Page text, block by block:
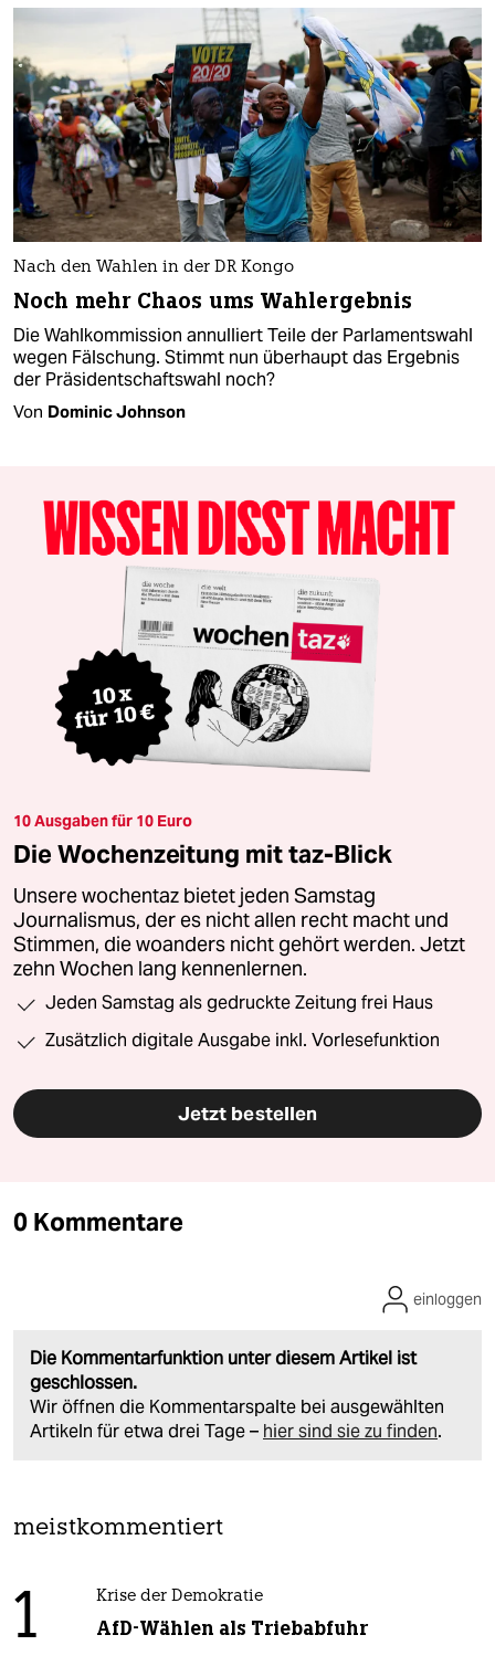
Nach den Wahlen in der DR Kongo
Noch mehr Chaos ums Wahlergebnis
Die Wahlkommission annulliert Teile der Parlamentswahl
wegen Fälschung. Stimmt nun überhaupt das Ergebnis
der Präsidentschaftswahl noch?
Von Dominic Johnson
10 Ausgaben für 10 Euro
Die Wochenzeitung mit taz-Blick
Unsere wochentaz bietet jeden Samstag
Journalismus, der es nicht allen recht macht und
Stimmen, die woanders nicht gehört werden. Jetzt
zehn Wochen lang kennenlernen.
Jeden Samstag als gedruckte Zeitung frei Haus
Zusätzlich digitale Ausgabe inkl. Vorlesefunktion
Jetzt bestellen
0 Kommentare
Die Kommentarfunktion unter diesem Artikel ist
geschlossen.
Wir öffnen die Kommentarspalte bei ausgewählten
Artikeln für etwa drei Tage – hier sind sie zu finden.
einloggen
meistkommentiert
1 Krise der Demokratie
AfD-Wählen als Triebabfuhr